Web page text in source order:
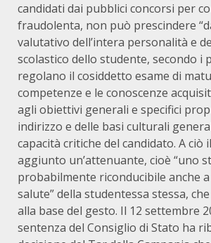
candidati dai pubblici concorsi per
fraudolenta, non può prescindere
valutativo dell’intera personalità e
scolastico dello studente, secondo i
regolano il cosiddetto esame di
competenze e le conoscenze
agli obiettivi generali e specifici
indirizzo e delle basi culturali
capacità critiche del candidato. A ciò
aggiunto un’attenuante, cioè “uno
probabilmente riconducibile anche
salute” della studentessa stessa,
alla base del gesto. Il 12 settembre
sentenza del Consiglio di Stato ha